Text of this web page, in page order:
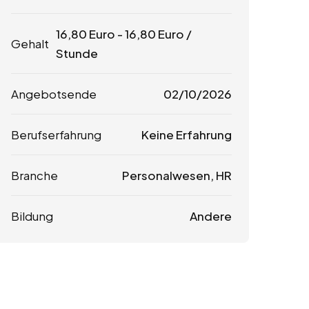
Gehalt
16,80 Euro -16,80 Euro /
Stunde
Angebotsende 02/10/2026
Berufserfahrung Keine Erfahrung
Branche Personalwesen, HR
Bildung Andere